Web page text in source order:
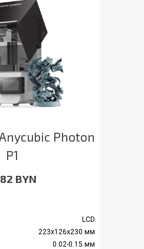
Photon
P1
BYN
LCD
223x126x230 мм
0.02-0.15 мм